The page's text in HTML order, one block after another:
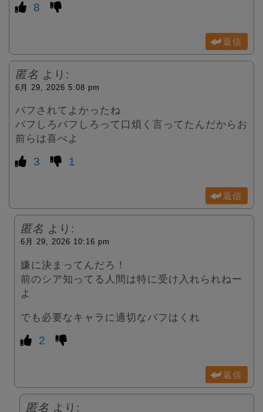
8
返信
匿名 より:
6月 29, 2026 5:08 pm
バフされてよかったね
バフしろバフしろって口煩く言ってたんだからお
前らは喜べよ
3 1
返信
匿名 より:
6月 29, 2026 10:16 pm
嫌に決まってんだろ！
前のシア知ってる人間は特に受け入れられねー
よ
でも必要なキャラに適切なバフはくれ
2
返信
匿名 より: